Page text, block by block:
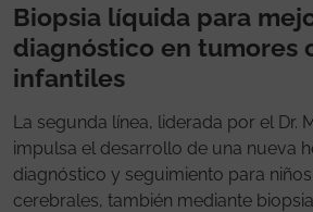
Biopsia líquida para
diagnóstico en tumores
infantiles
La segunda línea, liderada por el Dr.
impulsa el desarrollo de una nueva
diagnóstico y seguimiento para
cerebrales, también mediante